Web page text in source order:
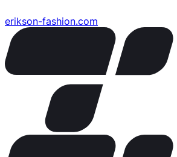
erikson-fashion.com